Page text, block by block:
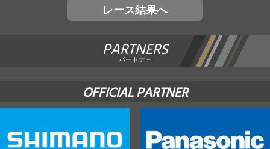
レース結果へ
PARTNERS
パートナー
OFFICIAL PARTNER